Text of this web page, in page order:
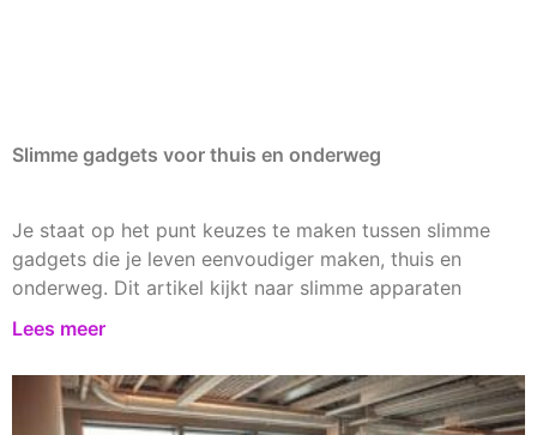
Slimme gadgets voor thuis en onderweg
Je staat op het punt keuzes te maken tussen slimme
gadgets die je leven eenvoudiger maken, thuis en
onderweg. Dit artikel kijkt naar slimme apparaten
Lees meer